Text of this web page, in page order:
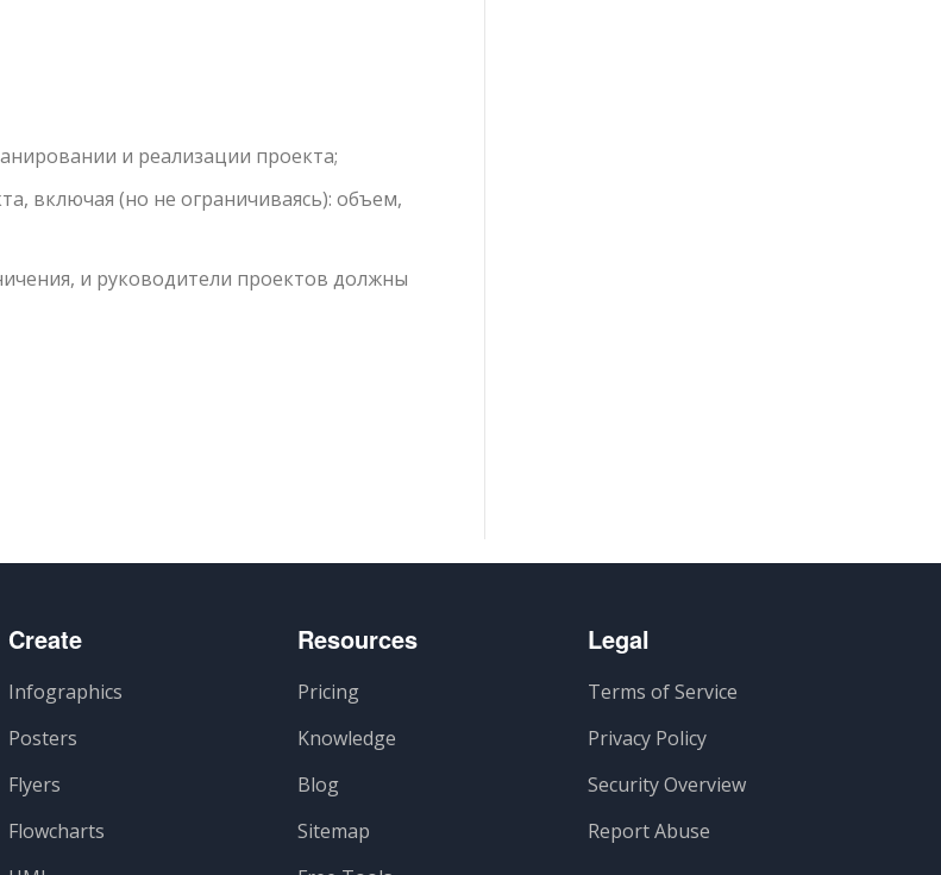
и реализации проекта;
включая (но не ограничиваясь): объем,
и руководители проектов должны
Create
Infographics
Posters
Flyers
Flowcharts
Resources
Pricing
Knowledge
Blog
Sitemap
Legal
Terms of Service
Privacy Policy
Security Overview
Report Abuse